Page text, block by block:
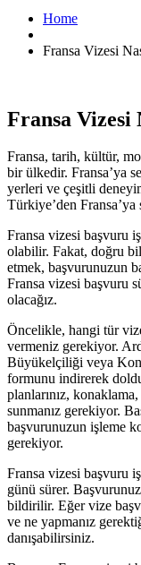
Home
Fransa Vizesi
Fransa Vizesi
Fransa, tarih, kültür,
bir ülkedir. Fransa’ya
yerleri ve çeşitli
Türkiye’den
Fransa vizesi başvuru
olabilir. Fakat, doğru
etmek, başvurunuzun
Fransa vizesi başvuru
olacağız.
Öncelikle, hangi tür
vermeniz gerekiyor.
Büyükelçiliği veya
formunu indirerek
planlarınız,
sunmanız gerekiyor.
başvurunuzun işleme
gerekiyor.
Fransa vizesi başvuru
günü sürer.
bildirilir. Eğer vize
ve ne yapmanız
danışabilirsiniz.